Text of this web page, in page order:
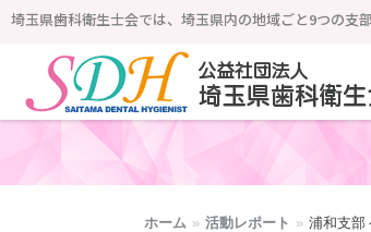
埼玉県歯科衛生士会では、埼玉県内の地域ごと9つの支
公益社団法人 埼玉県歯科衛生士会
ホーム » 活動レポート » 浦和支部